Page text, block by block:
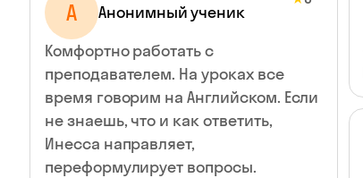
А Анонимный ученик
Комфортно работать с
преподавателем. На уроках все
время говорим на Английском. Если
не знаешь, что и как ответить,
Инесса направляет,
переформулирует вопросы.